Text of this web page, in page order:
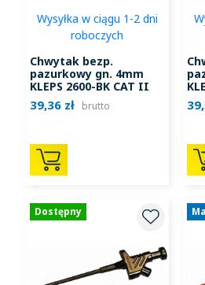
Wysyłka w ciągu 1-2 dni
roboczych
Chwytak bezp.
pazurkowy gn. 4mm
KLEPS 2600-BK CAT II
1000V, 6A czarny
39,36 zł brutto
Dostępny